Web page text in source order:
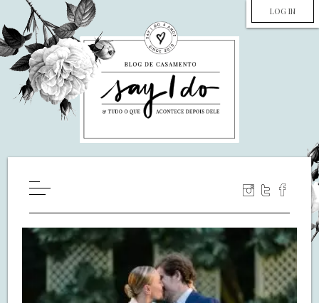
LOG IN
WILL YOU MARRY ME?
LUA DE MEL
COZINHA
DECORAÇÃO